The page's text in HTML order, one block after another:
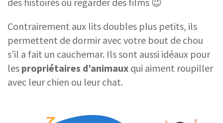
Contrairement aux lits doubles plus petits, ils
permettent de dormir avec votre bout de chou
s’il a fait un cauchemar. Ils sont aussi idéaux pour
les propriétaires d’animaux qui aiment roupiller
avec leur chien ou leur chat.